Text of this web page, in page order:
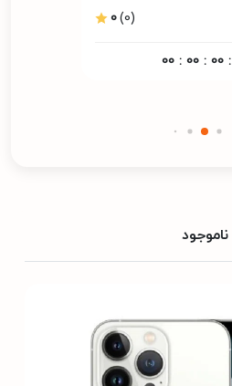
0(0)
00 : 00 : 00 :
ناموجود